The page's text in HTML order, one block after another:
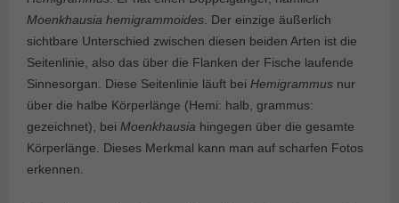
Moenkhausia hemigrammoides . Der einzige äußerlich
sichtbare Unterschied zwischen diesen beiden Arten ist die
Seitenlinie, also das über die Flanken der Fische laufende
Sinnesorgan. Diese Seitenlinie läuft bei Hemigrammus nur
über die halbe Körperlänge (Hemi: halb, grammus:
gezeichnet), bei Moenkhausia hingegen über die gesamte
Körperlänge. Dieses Merkmal kann man auf scharfen Fotos
erkennen.